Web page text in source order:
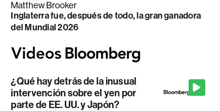
Matthew Brooker
Inglaterra fue, después de todo, la gran ganadora
del Mundial 2026
¿Qué hay detrás de la inusual
intervención sobre el yen por
parte de EE. UU. y Japón?